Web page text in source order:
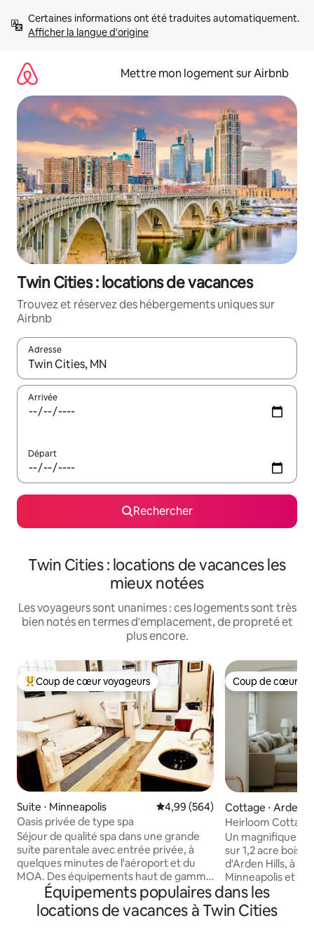
directement
Afficher la langue d'origine
Mettre mon logement sur Airbnb
Twin Cities : locations de vacances
Trouvez et réservez des hébergements uniques sur
Airbnb
Adresse
Lorsque les résultats s'affichent, utilisez les flèches vers le
Arrivée
Départ
Rechercher
Twin Cities : locations de vacances les
mieux notées
Les voyageurs sont unanimes : ces logements sont très
bien notés en termes d'emplacement, de propreté et
plus encore.
Coups de cœur voyageurs les plus appréciés
Coup de cœur voyageurs
Suite ⋅ Minneapolis Évaluation moyenne sur la
4,99 (564)
Oasis privée de type spa
Séjour de qualité spa dans une grande
suite parentale avec entrée privée, à
quelques minutes de l'aéroport et du
MOA. Des équipements haut de gamme
que vous ne trouverez pas dans la
plupart des hôtels, rien que pour vous !
Détendez-vous dans un jacuzzi de luxe
Coup de cœur
Coup de cœur
Cottage ⋅ Arden
Heirloom
jacuzzi et sauna
Un magnifique
sur 1,2 acre boisé
d'Arden Hills, à 15
Minneapolis et de
l'impression
monde. Entretien
Beka. Salon confortable près de la
Équipements populaires dans les
locations de vacances à Twin Cities